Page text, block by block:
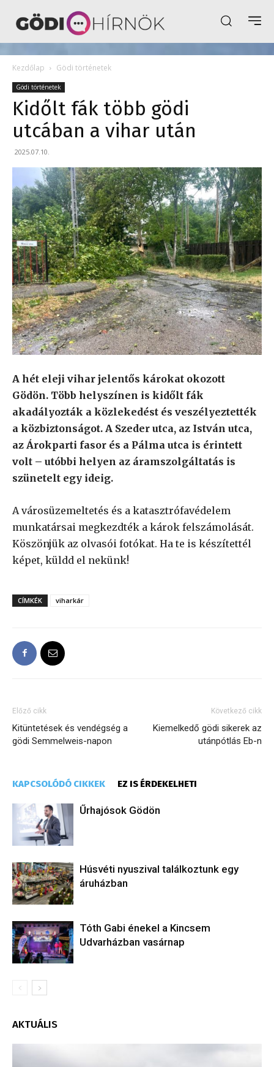
Kezdőlap Gödi történetek
Gödi történetek
Kidőlt fák több gödi
utcában a vihar után
2025.07.10.
A hét eleji vihar jelentős károkat okozott
Gödön. Több helyszínen is kidőlt fák
akadályozták a közlekedést és veszélyeztették
a közbiztonságot. A Szeder utca, az István utca,
az Árokparti fasor és a Pálma utca is érintett
volt – utóbbi helyen az áramszolgáltatás is
szünetelt egy ideig.
A városüzemeltetés és a katasztrófavédelem
munkatársai megkezdték a károk felszámolását.
Köszönjük az olvasói fotókat. Ha te is készítettél
képet, küldd el nekünk!
CÍMKÉK viharkár
Előző cikk
Kitüntetések és vendégség a
gödi Semmelweis-napon
Következő cikk
Kiemelkedő gödi sikerek az
utánpótlás Eb-n
KAPCSOLÓDÓ CIKKEK EZ IS ÉRDEKELHETI
Űrhajósok Gödön
Húsvéti nyuszival találkoztunk egy
áruházban
Tóth Gabi énekel a Kincsem
Udvarházban vasárnap
AKTUÁLIS